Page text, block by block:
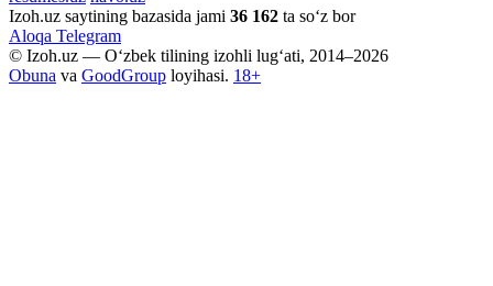
Izoh.uz saytining bazasida jami 36 162 ta so‘z bor
Aloqa Telegram
© Izoh.uz — O‘zbek tilining izohli lug‘ati, 2014–2026
Obuna va GoodGroup loyihasi. 18+